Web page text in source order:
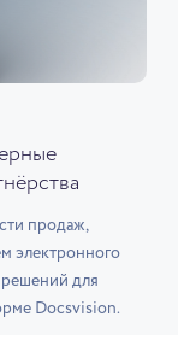
продаж,
электронного
для
Docsvision.